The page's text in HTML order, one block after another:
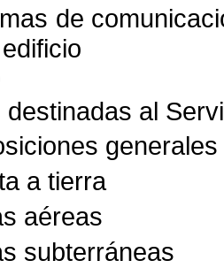
de
destinadas al
generales
a tierra
aéreas
subterráneas